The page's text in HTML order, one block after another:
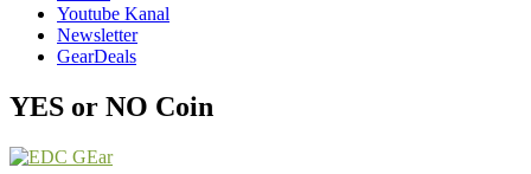
Youtube Kanal
Newsletter
GearDeals
YES or NO Coin